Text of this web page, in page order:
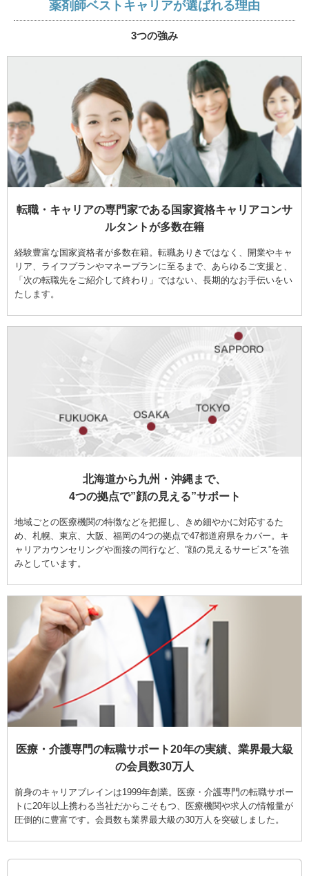
薬剤師ベストキャリアが選ばれる理由
3つの強み
転職・キャリアの専門家である国家資格キャリアコンサ
ルタントが多数在籍
経験豊富な国家資格者が多数在籍。転職ありきではなく、開業やキャ
リア、ライフプランやマネープランに至るまで、あらゆるご支援と、
「次の転職先をご紹介して終わり」ではない、長期的なお手伝いをい
たします。
北海道から九州・沖縄まで、
4つの拠点で”顔の見える”サポート
地域ごとの医療機関の特徴などを把握し、きめ細やかに対応するた
め、札幌、東京、大阪、福岡の4つの拠点で47都道府県をカバー。キ
ャリアカウンセリングや面接の同行など、”顔の見えるサービス”を強
みとしています。
医療・介護専門の転職サポート20年の実績、業界最大級
の会員数30万人
前身のキャリアブレインは1999年創業。医療・介護専門の転職サポー
トに20年以上携わる当社だからこそもつ、医療機関や求人の情報量が
圧倒的に豊富です。会員数も業界最大級の30万人を突破しました。